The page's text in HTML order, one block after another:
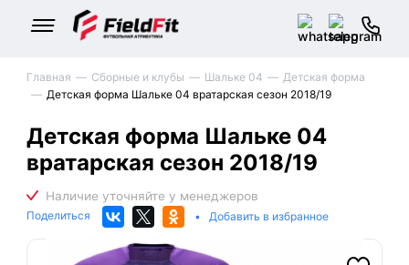
Главная Сборные и клубы Шальке 04
Детская форма
Детская форма Шальке 04 вратарская сезон 2018/19
Детская форма Шальке 04
вратарская сезон 2018/19
Поделиться • Добавить в избранное